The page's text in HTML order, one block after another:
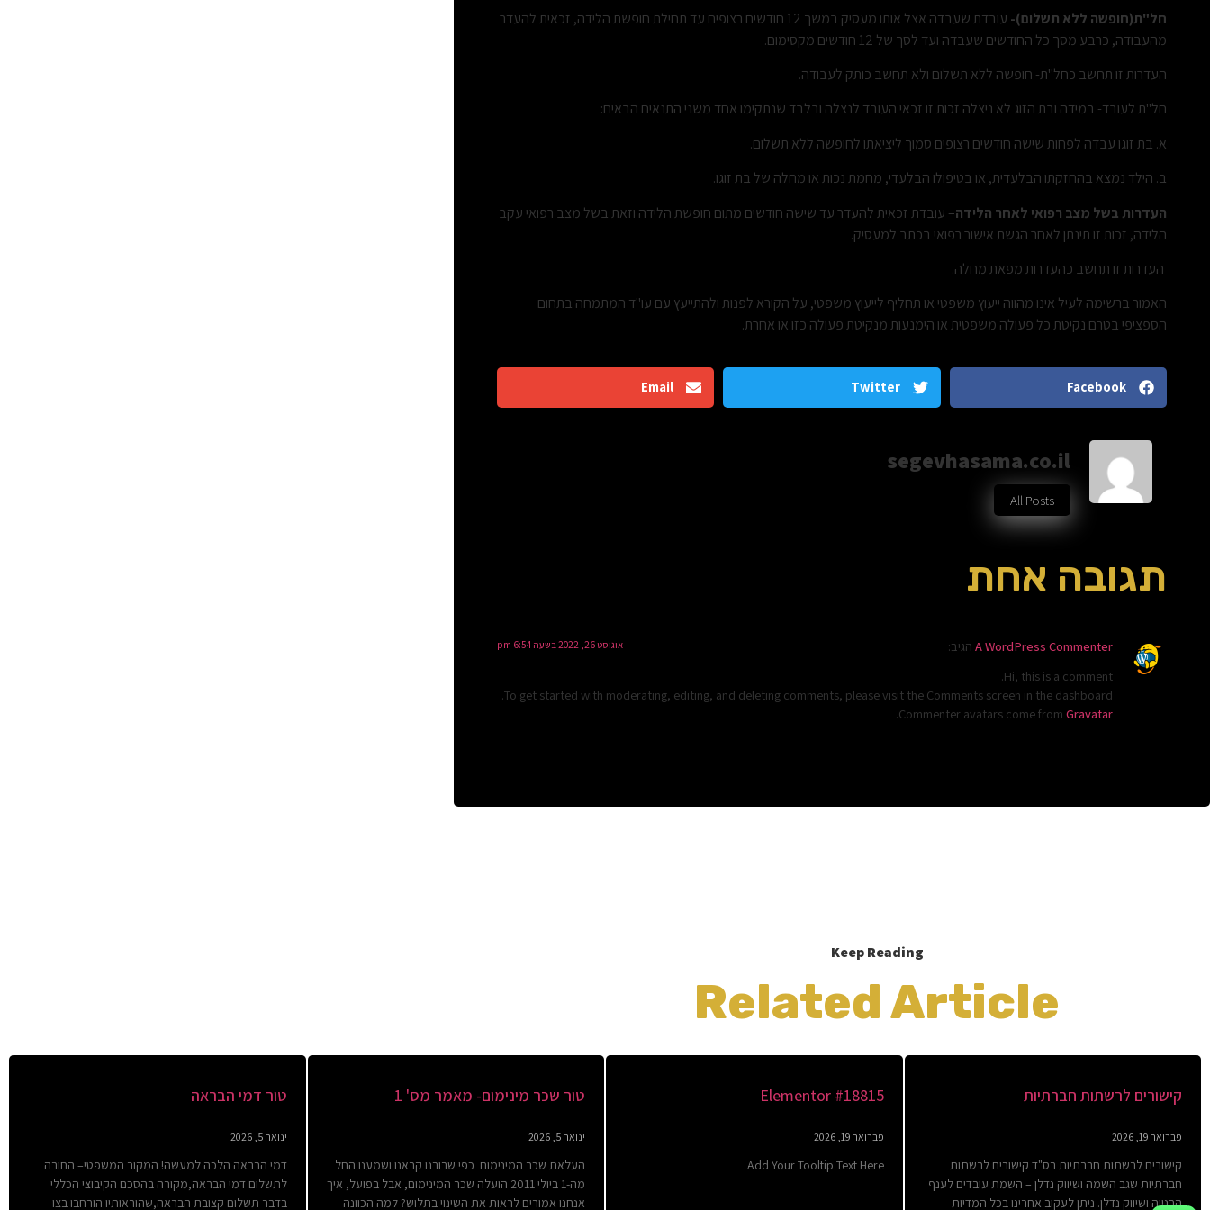
חל"ת(חופשה ללא תשלום)-
עובדת שעבדה אצל אותו מעסיק במשך 12 חודשים רצופים עד תחילת חופשת הלידה, זכאית להעדר
מהעבודה, כרבע מסך כל החודשים שעבדה ועד לסך של 12 חודשים מקסימום.
העדרות זו תחשב כחל"ת- חופשה ללא תשלום ולא תחשב כותק לעבודה.
חל"ת לעובד- במידה ובת הזוג לא ניצלה זכות זו זכאי העובד לנצלה ובלבד שנתקימו אחד משני התנאים הבאים:
א. בת זוגו עבדה לפחות שישה חודשים רצופים סמוך ליציאתו לחופשה ללא תשלום.
ב. הילד נמצא בהחזקתו הבלעדית, או בטיפולו הבלעדי, מחמת נכות או מחלה של בת זוגו.
העדרות בשל מצב רפואי לאחר הלידה– עובדת זכאית להעדר עד שישה חודשים מתום חופשת הלידה וזאת בשל מצב רפואי עקב
הלידה, זכות זו תינתן לאחר הגשת אישור רפואי בכתב למעסיק.
העדרות זו תחשב כהעדרות מפאת מחלה.
האמור ברשימה לעיל אינו מהווה ייעוץ משפטי או תחליף לייעוץ משפטי, על הקורא לפנות ולהתייעץ עם עו"ד המתמחה בתחום
הספציפי בטרם נקיטת כל פעולה משפטית או הימנעות מנקיטת פעולה כזו או אחרת.
Facebook
Twitter
Email
segevhasama.co.il
All Posts
תגובה אחת
A WordPress Commenter הגיב: אוגוסט 26, 2022 בשעה 6:54 pm
Hi, this is a comment.
To get started with moderating, editing, and deleting comments, please visit the Comments screen in the dashboard.
Commenter avatars come from Gravatar
.
Keep Reading
Related Article
קישורים לרשתות חברתיות
פברואר 19, 2026
קישורים לרשתות חברתיות בס"ד קישורים לרשתות
חברתיות שגב השמה ושיווק נדלן – השמת עובדים לענף
הבנייה ושיווק נדלן. ניתן לעקוב אחרינו בכל המדיות
Elementor #18815
פברואר 19, 2026
Add Your Tooltip Text Here
טור שכר מינימום- מאמר מס' 1
ינואר 5, 2026
העלאת שכר המינימום כפי שרובנו קראנו ושמענו החל
מה-1 ביולי 2011 הועלה שכר המינימום, אבל בפועל, איך
אנחנו אמורים לראות את השינוי בתלוש? למה הכוונה
טור דמי הבראה
ינואר 5, 2026
דמי הבראה הלכה למעשה! המקור המשפטי– החובה
לתשלום דמי הבראה,מקורה בהסכם הקיבוצי הכללי
בדבר תשלום קצובת הבראה,שהוראותיו הורחבו בצו